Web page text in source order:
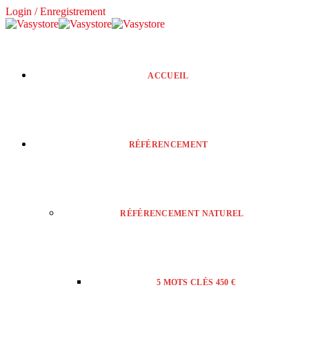
Login / Enregistrement
ACCUEIL
RÉFÉRENCEMENT
RÉFÉRENCEMENT NATUREL
5 MOTS CLÉS 450 €